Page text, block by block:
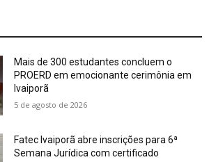
Mais de 300 estudantes concluem o
PROERD em emocionante cerimônia em
Ivaiporã
5 de agosto de 2026
Fatec Ivaiporã abre inscrições para 6ª
Semana Jurídica com certificado